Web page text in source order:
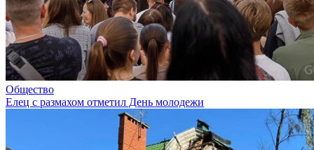
Общество
Елец с размахом отметил День молодежи